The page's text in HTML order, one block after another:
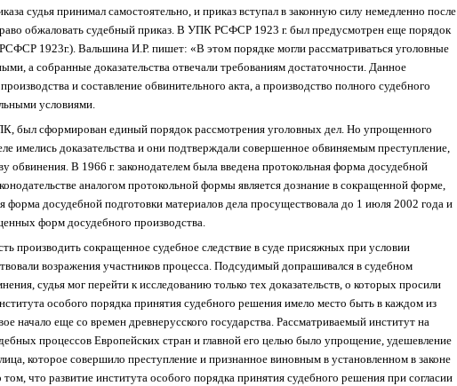
судья принимал самостоятельно, и приказ вступал в законную силу немедленно после
обжаловать судебный приказ. В УПК РСФСР 1923 г. был предусмотрен еще порядок
1923г.). Вальшина И.Р. пишет: «В этом порядке могли рассматриваться уголовные
а собранные доказательства отвечали требованиям достаточности. Данное
и составление обвинительного акта, а производство полного судебного
условиями.
был сформирован единый порядок рассмотрения уголовных дел. Но упрощенного
имелись доказательства и они подтверждали совершенное обвиняемым преступление,
обвинения. В 1966 г. законодателем была введена протокольная форма досудебной
аналогом протокольной формы является дознание в сокращенной форме,
досудебной подготовки материалов дела просуществовала до 1 июля 2002 года и
форм досудебного производства.
производить сокращенное судебное следствие в суде присяжных при условии
возражения участников процесса. Подсудимый допрашивался в судебном
судья мог перейти к исследованию только тех доказательств, о которых просили
особого порядка принятия судебного решения имело место быть в каждом из
начало еще со времен древнерусского государства. Рассматриваемый институт на
процессов Европейских стран и главной его целью было упрощение, удешевление
которое совершило преступление и признанное виновным в установленном в законе
что развитие института особого порядка принятия судебного решения при согласии